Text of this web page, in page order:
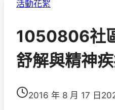
活動花絮
1050806社
舒解與精神
2016 年 8 月 17 日